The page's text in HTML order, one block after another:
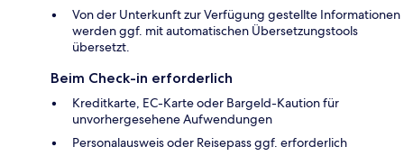
Von der Unterkunft zur Verfügung gestellte Informationen
werden ggf. mit automatischen Übersetzungstools
übersetzt.
Beim Check-in erforderlich
Kreditkarte, EC-Karte oder Bargeld-Kaution für
unvorhergesehene Aufwendungen
Personalausweis oder Reisepass ggf. erforderlich